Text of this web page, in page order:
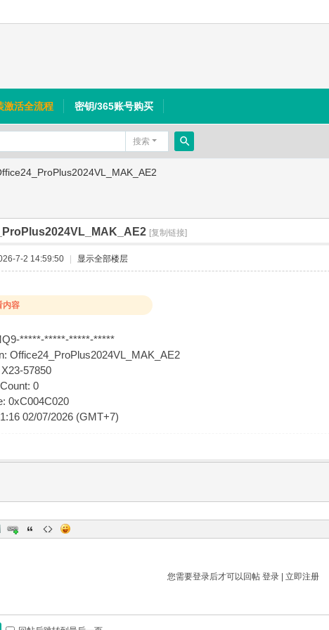
激活全流程 密钥/365账号购买
搜索
搜
[复制链接]
7-2 14:59:50 显示全部楼层
内容
*****-*****-*****-*****
Office24_ProPlus2024VL_MAK_AE2
57850
0
0xC004C020
02/07/2026 (GMT+7)
您需要登录后才可以回帖 登录| 立即注册